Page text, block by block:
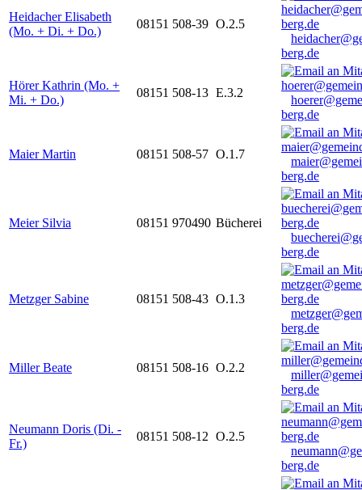
Heidacher Elisabeth
(Mo. + Di. + Do.)
08151 508-39 O.2.5
berg.de
Hörer Kathrin (Mo. +
Mi. + Do.)
08151 508-13 E.3.2
berg.de
Maier Martin 08151 508-57 O.1.7
berg.de
Meier Silvia 08151 970490 Bücherei
berg.de
Metzger Sabine 08151 508-43 O.1.3
berg.de
Miller Beate 08151 508-16 O.2.2
berg.de
Neumann Doris (Di. -
Fr.)
08151 508-12 O.2.5
berg.de